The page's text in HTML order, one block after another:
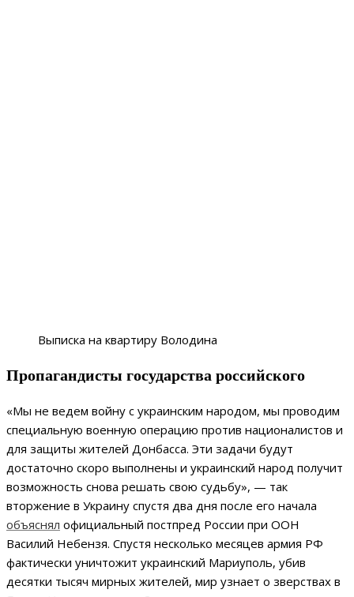
Выписка на квартиру Володина
Пропагандисты государства российского
«Мы не ведем войну с украинским народом, мы проводим
специальную военную операцию против националистов и
для защиты жителей Донбасса. Эти задачи будут
достаточно скоро выполнены и украинский народ получит
возможность снова решать свою судьбу», — так
вторжение в Украину спустя два дня после его начала
объяснял официальный постпред России при ООН
Василий Небензя. Спустя несколько месяцев армия РФ
фактически уничтожит украинский Мариуполь, убив
десятки тысяч мирных жителей, мир узнает о зверствах в